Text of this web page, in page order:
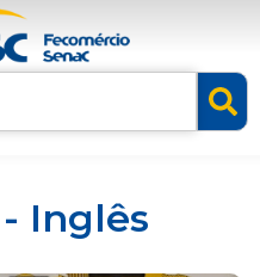
Idiomas - Inglês
Inglês